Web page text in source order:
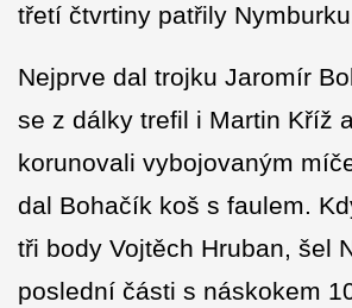
třetí čtvrtiny patřily
Nejprve dal trojku Jaromír
se z dálky trefil i Martin Kříž
korunovali vybojovaným
dal Bohačík koš s faulem.
tři body Vojtěch Hruban, šel
poslední části s náskokem